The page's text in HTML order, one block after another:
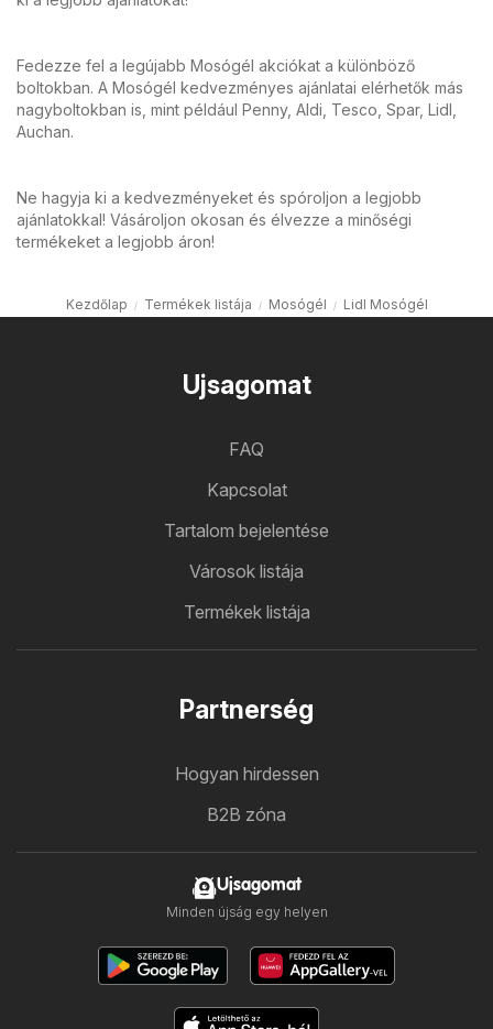
Fedezze fel a legújabb Mosógél akciókat a különböző
boltokban. A Mosógél kedvezményes ajánlatai elérhetők más
nagyboltokban is, mint például Penny, Aldi, Tesco, Spar, Lidl,
Auchan.
Ne hagyja ki a kedvezményeket és spóroljon a legjobb
ajánlatokkal! Vásároljon okosan és élvezze a minőségi
termékeket a legjobb áron!
Kezdőlap Termékek listája Mosógél Lidl Mosógél
Ujsagomat
FAQ
Kapcsolat
Tartalom bejelentése
Városok listája
Termékek listája
Partnerség
Hogyan hirdessen
B2B zóna
Ujsagomat
Minden újság egy helyen